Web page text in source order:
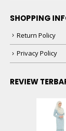
SHOPPING
Return Policy
Privacy Policy
REVIEW